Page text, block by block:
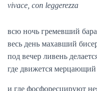
vivace, con leggerezza
всю ночь гремевший
весь день махавший
под вечер ливень
где движется мерцающий
и где фосфоресцируют